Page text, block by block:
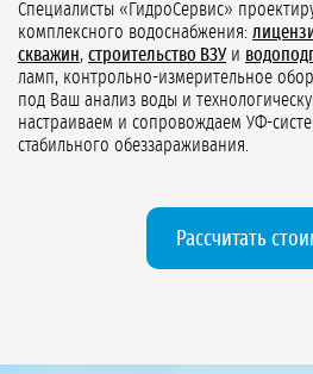
Специалисты «ГидроСервис»
комплексного водоснабжения:
скважин, строительство ВЗУи
ламп, контрольно-измерительное
под Ваш анализ воды и
настраиваем и сопровождаем УФ-
стабильного обеззараживания.
Рассчитать